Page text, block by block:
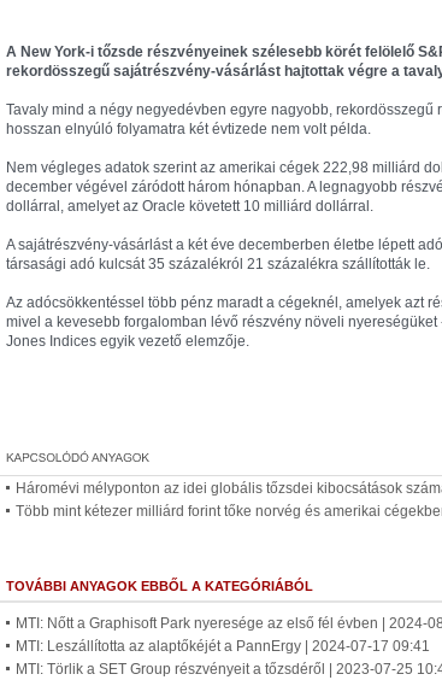
A New York-i tőzsde részvényeinek szélesebb körét felölelő
rekordösszegű sajátrészvény-vásárlást hajtottak végre a
Tavaly mind a négy negyedévben egyre nagyobb, rekordösszegű
hosszan elnyúló folyamatra két évtizede nem volt példa.
Nem végleges adatok szerint az amerikai cégek 222,98 milliárd
december végével záródott három hónapban. A legnagyobb
dollárral, amelyet az Oracle követett 10 milliárd dollárral.
A sajátrészvény-vásárlást a két éve decemberben életbe lépett
társasági adó kulcsát 35 százalékról 21 százalékra szállították le.
Az adócsökkentéssel több pénz maradt a cégeknél, amelyek azt
mivel a kevesebb forgalomban lévő részvény növeli
Jones Indices egyik vezető elemzője.
Háromévi mélyponton az idei globális tőzsdei kibocsátások
Több mint kétezer milliárd forint tőke norvég és amerikai
TOVÁBBI ANYAGOK EBBŐL A KATEGÓRIÁBÓL
MTI: Nőtt a Graphisoft Park nyeresége az első fél évben | 2024-
MTI: Leszállította az alaptőkéjét a PannErgy | 2024-07-17 09:41
MTI: Törlik a SET Group részvényeit a tőzsdéről | 2023-07-25